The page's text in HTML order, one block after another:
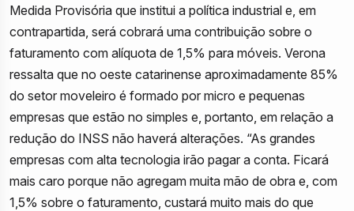
Medida Provisória que institui a política industrial e, em
contrapartida, será cobrará uma contribuição sobre o
faturamento com alíquota de 1,5% para móveis. Verona
ressalta que no oeste catarinense aproximadamente 85%
do setor moveleiro é formado por micro e pequenas
empresas que estão no simples e, portanto, em relação a
redução do INSS não haverá alterações. “As grandes
empresas com alta tecnologia irão pagar a conta. Ficará
mais caro porque não agregam muita mão de obra e, com
1,5% sobre o faturamento, custará muito mais do que